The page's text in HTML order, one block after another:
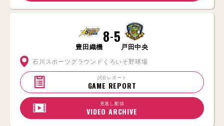
豊田織機
8-5
戸田中央
石川スポーツグラウンドくろいそ野球場
試合レポート
GAME REPORT
見逃し配信
VIDEO ARCHIVE